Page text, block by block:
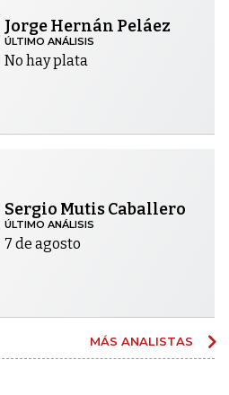
Jorge Hernán Peláez
ÚLTIMO ANÁLISIS
No hay plata
Sergio Mutis Caballero
ÚLTIMO ANÁLISIS
7 de agosto
MÁS ANALISTAS